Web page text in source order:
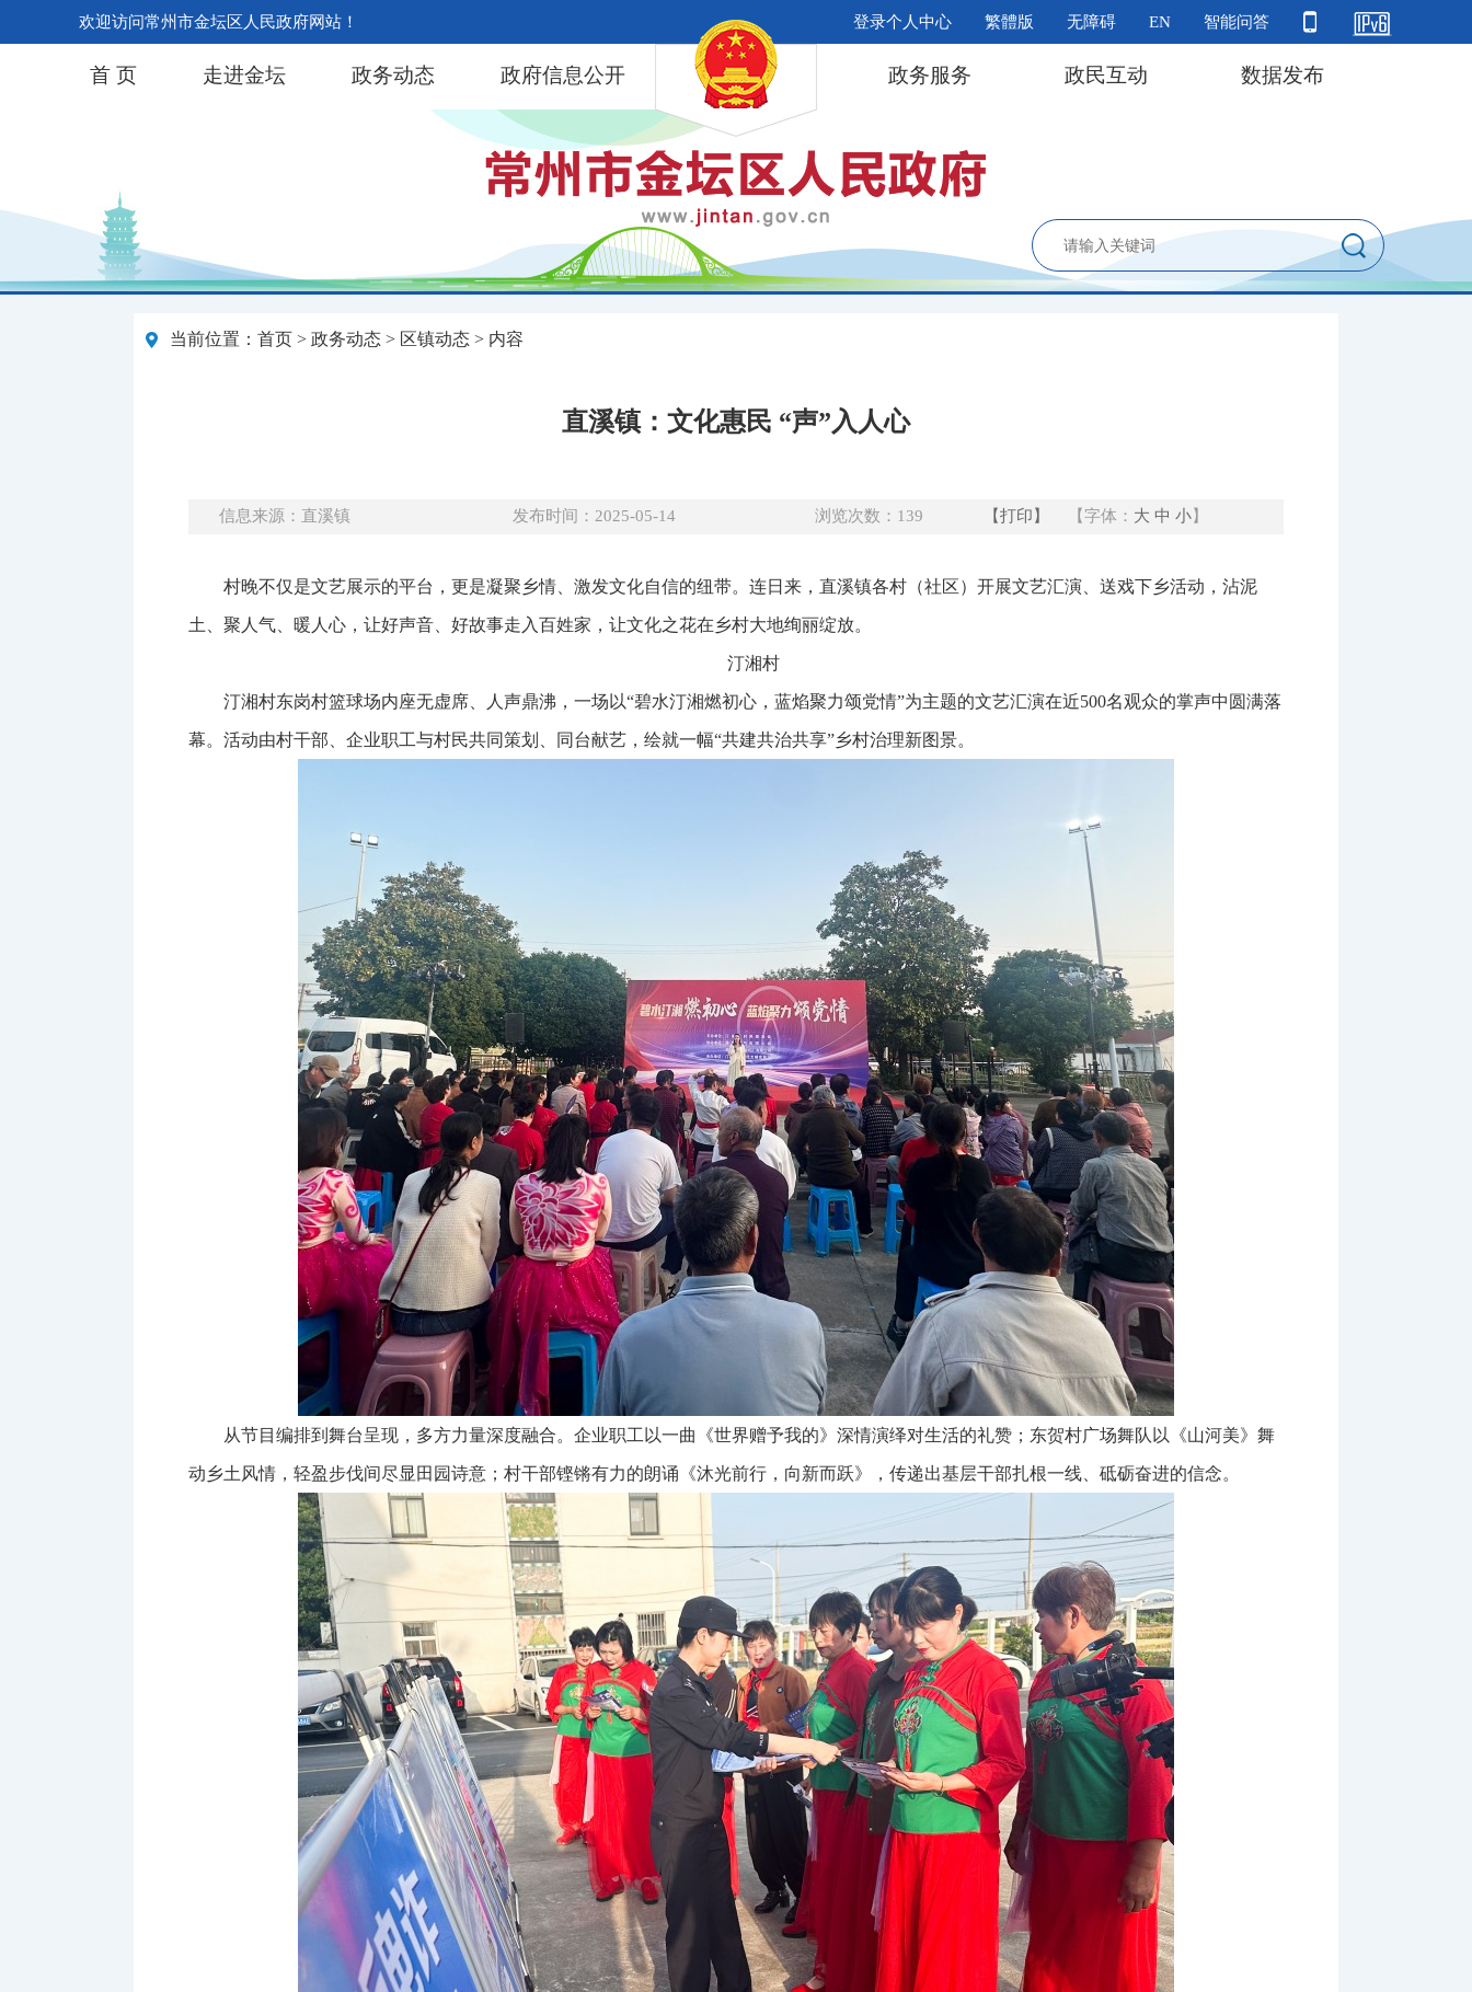
欢迎访问常州市金坛区人民政府网站！ 登录个人中心 繁體版 无障碍 EN 智能问答
首 页 走进金坛 政务动态 政府信息公开 政务服务 政民互动 数据发布
当前位置： 首页 > 政务动态 > 区镇动态 > 内容
直溪镇：文化惠民 “声”入人心
信息来源：直溪镇 发布时间：2025-05-14 浏览次数： 139 【打印】 【字体： 大 中 小】
村晚不仅是文艺展示的平台，更是凝聚乡情、激发文化自信的纽带。连日来，直溪镇各村（社区）开展文艺汇演、送戏下乡活动，沾泥
土、聚人气、暖人心，让好声音、好故事走入百姓家，让文化之花在乡村大地绚丽绽放。
汀湘村
汀湘村东岗村篮球场内座无虚席、人声鼎沸，一场以“碧水汀湘燃初心，蓝焰聚力颂党情”为主题的文艺汇演在近500名观众的掌声中圆满落
幕。活动由村干部、企业职工与村民共同策划、同台献艺，绘就一幅“共建共治共享”乡村治理新图景。
从节目编排到舞台呈现，多方力量深度融合。企业职工以一曲《世界赠予我的》深情演绎对生活的礼赞；东贺村广场舞队以《山河美》舞
动乡土风情，轻盈步伐间尽显田园诗意；村干部铿锵有力的朗诵《沐光前行，向新而跃》，传递出基层干部扎根一线、砥砺奋进的信念。